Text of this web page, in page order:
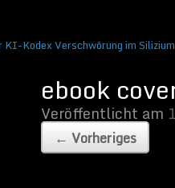
Kodex Verschwörung im Silizium